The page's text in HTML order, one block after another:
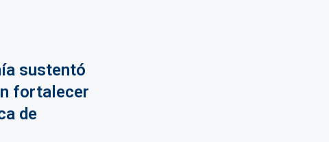
sustentó
fortalecer
de